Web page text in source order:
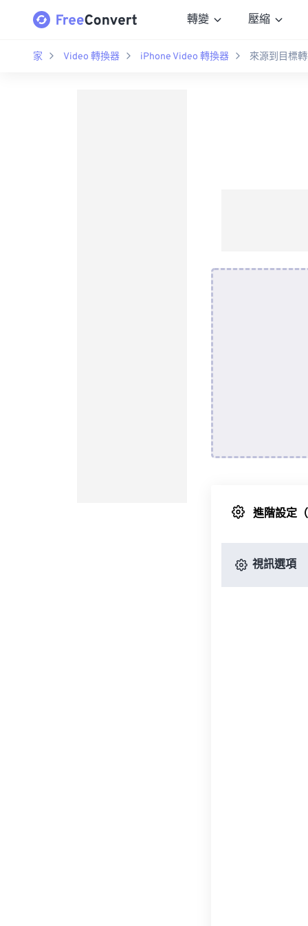
轉變 壓縮
家 Video 轉換器 iPhone Video 轉換器 來源到目標
進階設定
視訊選項